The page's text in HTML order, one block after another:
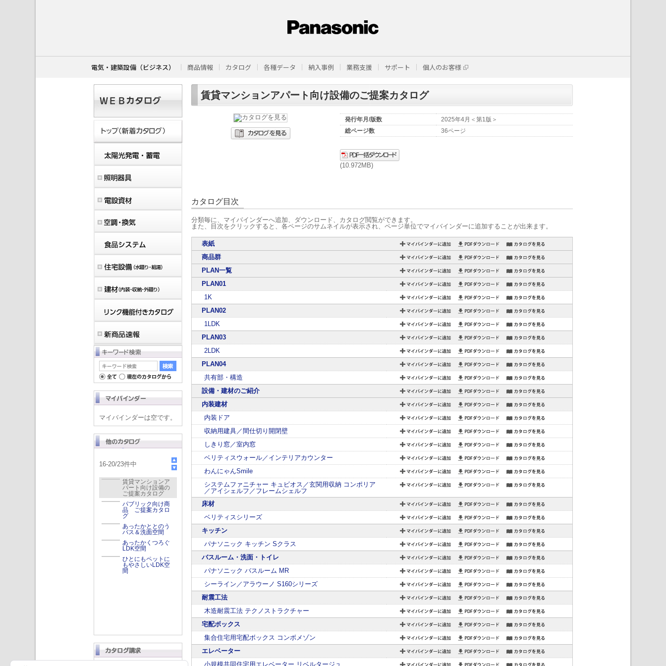
電気・建築設備（ビジネス） 商品情報 カタログ 各種データ 納入事例 業務支援 サポート 個人のお客様
賃貸マンションアパート向け設備のご提案カタログ
発行年月/版数
2025年4月＜第1版＞
総ページ数
36ページ
(10.972MB)
カタログ目次
分類毎に、マイバインダーへ追加、ダウンロード、カタログ閲覧ができます。
また、目次をクリックすると、各ページのサムネイルが表示され、ページ単位でマイバインダーに追加することが出来ます。
表紙
商品群
PLAN一覧
PLAN01
1K
PLAN02
1LDK
PLAN03
2LDK
PLAN04
共有部・構造
設備・建材のご紹介
内装建材
内装ドア
収納用建具／間仕切り開閉壁
しきり窓／室内窓
ベリティスウォール／インテリアカウンター
わんにゃんSmile
システムファニチャー キュビオス／玄関用収納 コンポリア
／アイシェルフ／フレームシェルフ
床材
ベリティスシリーズ
キッチン
パナソニック キッチン Sクラス
バスルーム・洗面・トイレ
パナソニック バスルーム MR
シーライン／アラウーノ S160シリーズ
耐震工法
木造耐震工法 テクノストラクチャー
宅配ボックス
集合住宅用宅配ボックス コンボメゾン
エレベーター
小規模共同住宅用エレベーター リベルタージュ
マイバインダーは空です。
16-20/23件中
賃貸マンションア
パート向け設備の
ご提案カタログ
パブリック向け商
品 ご提案カタロ
グ
あったかととのう
バス＆洗面空間
あったかくつろぐ
LDK空間
ひとにもペットに
もやさしいLDK空
間